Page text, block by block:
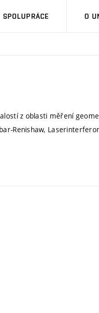
SPOLUPRÁCE O
z oblasti měření
Renishaw,